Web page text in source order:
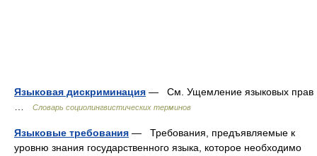
Языковая дискриминация — См. Ущемление языковых прав
Словарь социолингвистических терминов
Языковые требования — Требования, предъявляемые к
уровню знания государственного языка, которое необходимо